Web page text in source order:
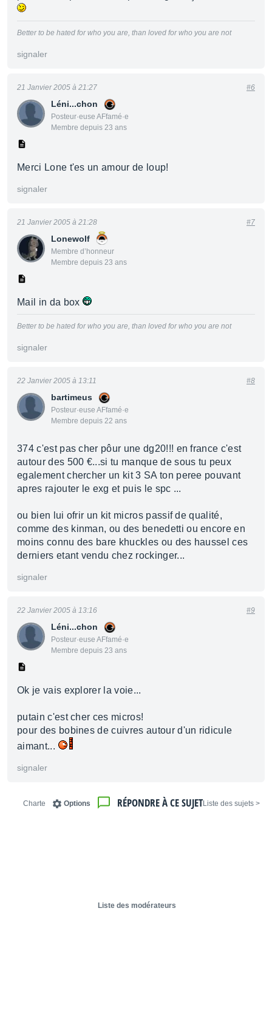
Better to be hated for who you are, than loved for who you are not
signaler
Léni...chon
Posteur·euse AFfamé·e
Membre depuis 23 ans
21 Janvier 2005 à 21:27 #6
Merci Lone t'es un amour de loup!
signaler
Lonewolf
Membre d’honneur
Membre depuis 23 ans
21 Janvier 2005 à 21:28 #7
Mail in da box
Better to be hated for who you are, than loved for who you are not
signaler
bartimeus
Posteur·euse AFfamé·e
Membre depuis 22 ans
22 Janvier 2005 à 13:11 #8
374 c'est pas cher pôur une dg20!!! en france c'est
autour des 500 €...si tu manque de sous tu peux
egalement chercher un kit 3 SA ton peree pouvant
apres rajouter le exg et puis le spc ...
ou bien lui ofrir un kit micros passif de qualité,
comme des kinman, ou des benedetti ou encore en
moins connu des bare khuckles ou des haussel ces
derniers etant vendu chez rockinger...
signaler
Léni...chon
Posteur·euse AFfamé·e
Membre depuis 23 ans
22 Janvier 2005 à 13:16 #9
Ok je vais explorer la voie...
putain c'est cher ces micros!
pour des bobines de cuivres autour d'un ridicule
aimant...
signaler
< Liste des sujets
RÉPONDRE À CE SUJET
Options
Charte
Liste des modérateurs